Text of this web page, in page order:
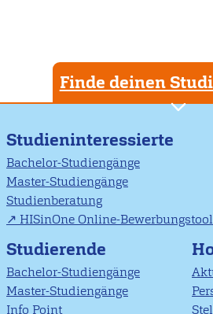
Finde deinen
Studieninteressierte
Bachelor-Studiengänge
Master-Studiengänge
Studienberatung
HISinOne Online-Bewerbungstool
Studierende
Bachelor-Studiengänge
Master-Studiengänge
Info Point